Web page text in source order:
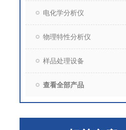
电化学分析仪
物理特性分析仪
样品处理设备
查看全部产品